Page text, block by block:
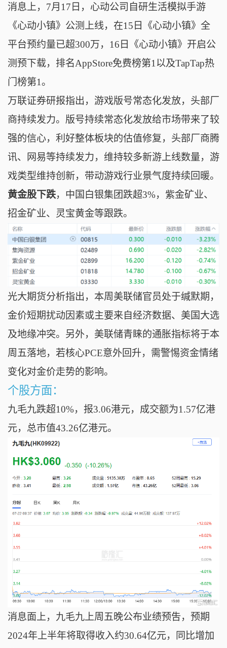
消息上，7月17日，心动公司自研生活模拟手游
《心动小镇》公测上线，在15日《心动小镇》全
平台预约量已超300万，16日《心动小镇》开启公
测预下载，排名AppStore免费榜第1以及TapTap热
门榜第1。
万联证券研报指出，游戏版号常态化发放，头部厂
商持续发力。版号持续常态化发放给市场带来了较
强的信心，利好整体板块的估值修复，头部厂商腾
讯、网易等持续发力，维持较多新游上线数量，游
戏类型维持创新，带动游戏行业景气度持续回暖。
黄金股下跌， 中国白银集团跌超3%， 紫金矿业、
招金矿业、灵宝黄金等跟跌。
光大期货分析指出，本周美联储官员处于缄默期，
金价短期扰动因素或主要来自经济数据、美国大选
及地缘冲突。另外，美联储青睐的通胀指标将于本
周五落地，若核心PCE意外回升，需警惕资金情绪
变化对金价走势的影响。
个股方面：
九毛九跌超10%，报3.06港元，成交额为1.57亿港
元，总市值43.26亿港元。
消息面上，九毛九上周五晚公布业绩预吿，预期
2024年上半年将取得收入约30.64亿元，同比增加